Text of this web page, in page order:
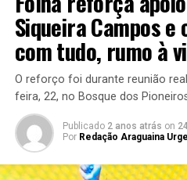
Siqueira Campos e
com tudo, rumo à
O reforço foi durante reunião
feira, 22, no Bosque dos
Publicado 2 anos atrás on
Por Redação Araguaina